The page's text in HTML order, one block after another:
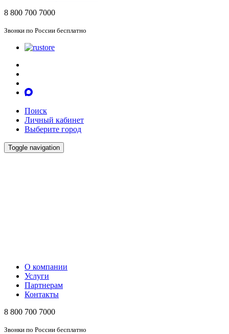
8 800 700 7000
Звонки по России бесплатно
Поиск
Личный кабинет
Выберите город
Toggle navigation
О компании
Услуги
Партнерам
Контакты
8 800 700 7000
Звонки по России бесплатно